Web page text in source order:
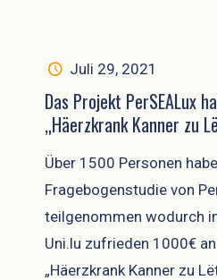
Juli 29, 2021
Das Projekt PerSEALux
„Häerzkrank Kanner zu
Über 1500 Personen
Fragebogenstudie von
teilgenommen wodurch
Uni.lu zufrieden 1000€
„Häerzkrank Kanner zu